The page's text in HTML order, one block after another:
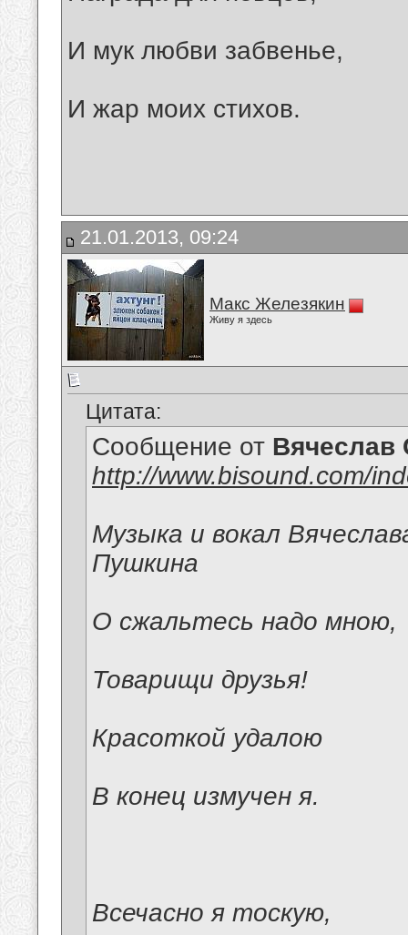
И мук любви забвенье,
И жар моих стихов.
21.01.2013, 09:24
Макс Железякин
Живу я здесь
Цитата:
Сообщение от Вячеслав
http://www.bisound.com/
Музыка и вокал
Пушкина
О сжальтесь надо мною,
Товарищи друзья!
Красоткой удалою
В конец измучен я.
Всечасно я тоскую,